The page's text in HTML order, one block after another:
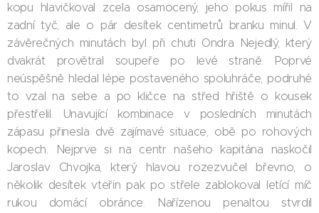
kopu hlavičkoval zcela osamocený, jeho pokus mířil na
zadní tyč, ale o pár desítek centimetrů branku minul. V
závěrečných minutách byl při chuti Ondra Nejedlý, který
dvakrát provětral soupeře po levé straně. Poprvé
neúspěšně hledal lépe postaveného spoluhráče, podruhé
to vzal na sebe a po kličce na střed hřiště o kousek
přestřelil. Unavující kombinace v posledních minutách
zápasu přinesla dvě zajímavé situace, obě po rohových
kopech. Nejprve si na centr našeho kapitána naskočil
Jaroslav Chvojka, který hlavou rozezvučel břevno, o
několik desítek vteřin pak po střele zablokoval letící míč
rukou domácí obránce. Nařízenou penaltou stvrdil